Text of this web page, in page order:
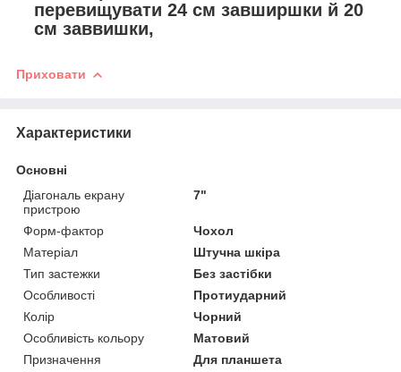
перевищувати 24 см завширшки й 20
см заввишки,
Приховати
Характеристики
Основні
Діагональ екрану
пристрою
7"
Форм-фактор
Чохол
Матеріал
Штучна шкіра
Тип застежки
Без застібки
Особливості
Протиударний
Колір
Чорний
Особливість кольору
Матовий
Призначення
Для планшета